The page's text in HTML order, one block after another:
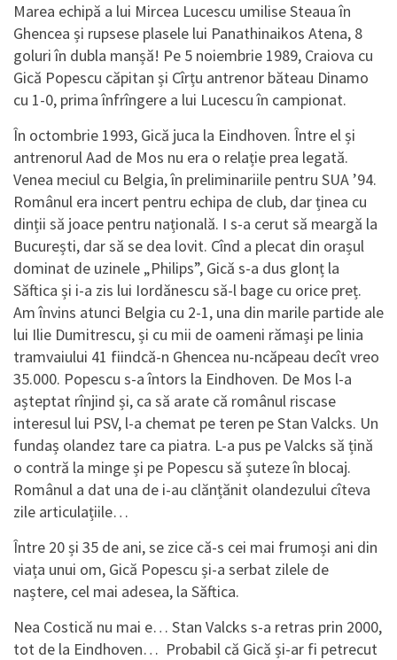
Marea echipă a lui Mircea Lucescu umilise Steaua în
Ghencea și rupsese plasele lui Panathinaikos Atena, 8
goluri în dubla manșă! Pe 5 noiembrie 1989, Craiova cu
Gică Popescu căpitan și Cîrțu antrenor băteau Dinamo
cu 1-0, prima înfrîngere a lui Lucescu în campionat.
În octombrie 1993, Gică juca la Eindhoven. Între el și
antrenorul Aad de Mos nu era o relație prea legată.
Venea meciul cu Belgia, în preliminariile pentru SUA ’94.
Românul era incert pentru echipa de club, dar ținea cu
dinții să joace pentru națională. I s-a cerut să meargă la
București, dar să se dea lovit. Cînd a plecat din orașul
dominat de uzinele „Philips”, Gică s-a dus glonț la
Săftica și i-a zis lui Iordănescu să-l bage cu orice preț.
Am învins atunci Belgia cu 2-1, una din marile partide ale
lui Ilie Dumitrescu, și cu mii de oameni rămași pe linia
tramvaiului 41 fiindcă-n Ghencea nu-ncăpeau decît vreo
35.000. Popescu s-a întors la Eindhoven. De Mos l-a
așteptat rînjind și, ca să arate că românul riscase
interesul lui PSV, l-a chemat pe teren pe Stan Valcks. Un
fundaș olandez tare ca piatra. L-a pus pe Valcks să țină
o contră la minge și pe Popescu să șuteze în blocaj.
Românul a dat una de i-au clănțănit olandezului cîteva
zile articulațiile…
Între 20 și 35 de ani, se zice că-s cei mai frumoși ani din
viața unui om, Gică Popescu și-a serbat zilele de
naștere, cel mai adesea, la Săftica.
Nea Costică nu mai e… Stan Valcks s-a retras prin 2000,
tot de la Eindhoven… Probabil că Gică și-ar fi petrecut